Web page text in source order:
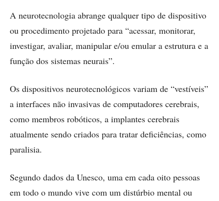
A neurotecnologia abrange qualquer tipo de dispositivo
ou procedimento projetado para “acessar, monitorar,
investigar, avaliar, manipular e/ou emular a estrutura e a
função dos sistemas neurais”.
Os dispositivos neurotecnológicos variam de “vestíveis”
a interfaces não invasivas de computadores cerebrais,
como membros robóticos, a implantes cerebrais
atualmente sendo criados para tratar deficiências, como
paralisia.
Segundo dados da Unesco, uma em cada oito pessoas
em todo o mundo vive com um distúrbio mental ou